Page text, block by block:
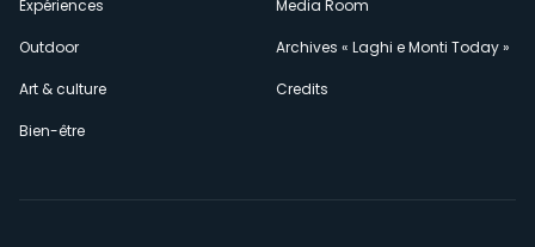
Expériences
Outdoor
Art & culture
Bien-être
Media Room
Archives « Laghi e Monti Today »
Credits